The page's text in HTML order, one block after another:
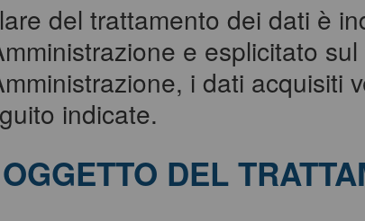
del trattamento dei dati è
e esplicitato
i dati acquisiti
indicate.
DEL